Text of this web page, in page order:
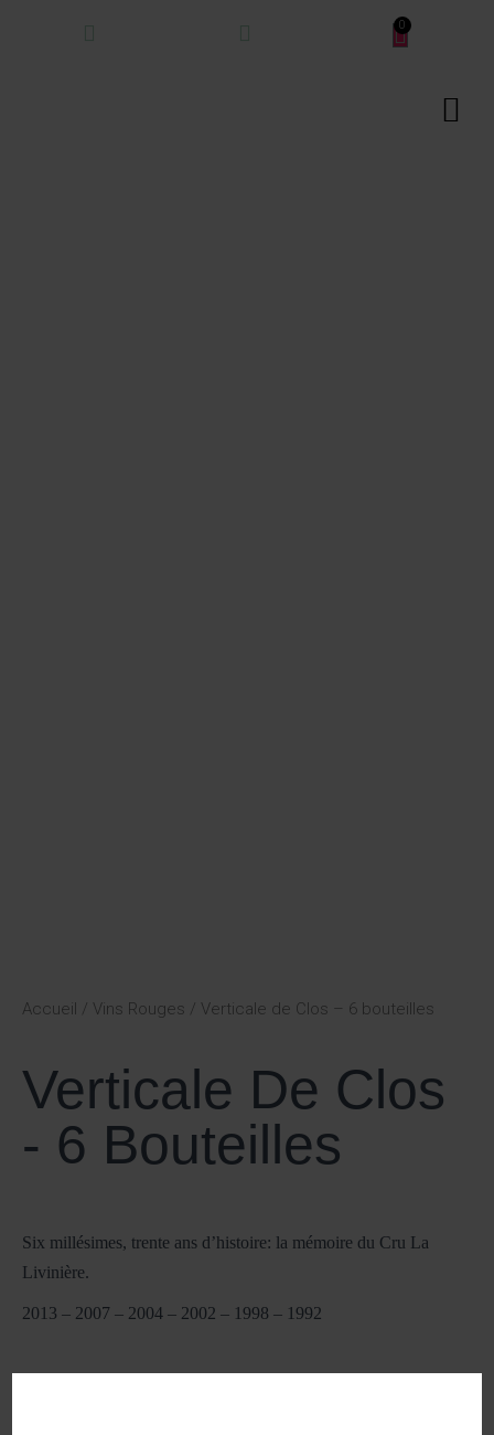
Accueil / Vins Rouges / Verticale de Clos – 6 bouteilles
Verticale De Clos
- 6 Bouteilles
Six millésimes, trente ans d’histoire: la mémoire du Cru La
Livinière.
2013 – 2007 – 2004 – 2002 – 1998 – 1992
500,00€